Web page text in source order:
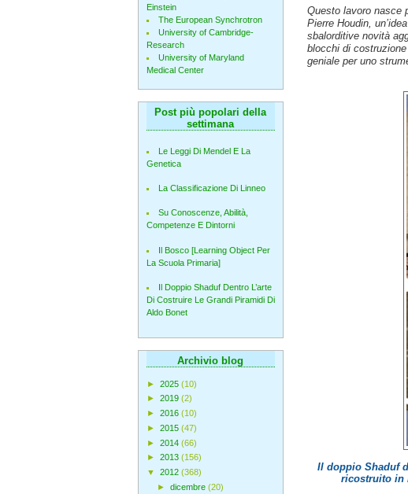
Questo lavoro nasce
Pierre Houdin,
sbalorditive novità
blocchi di
geniale per uno
Il doppio Shaduf
ricostruito in
Einstein
The European Synchrotron
University of Cambridge-
Research
University of Maryland
Medical Center
Post più popolari della
settimana
Le Leggi Di Mendel E La
Genetica
La Classificazione Di Linneo
Su Conoscenze, Abilità,
Competenze E Dintorni
Il Bosco [Learning Object Per
La Scuola Primaria]
Il Doppio Shaduf Dentro L’arte
Di Costruire Le Grandi Piramidi Di
Aldo Bonet
Archivio blog
► 2025 (10)
► 2019 (2)
► 2016 (10)
► 2015 (47)
► 2014 (66)
► 2013 (156)
▼ 2012 (368)
► dicembre (20)